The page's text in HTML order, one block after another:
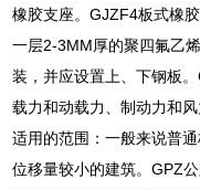
橡胶支座。GJZF4板式橡
一层2-3MM厚的聚四氟乙
装，并应设置上、下钢板
载力和动载力、制动力和
适用的范围：一般来说普
位移量较小的建筑。GPZ